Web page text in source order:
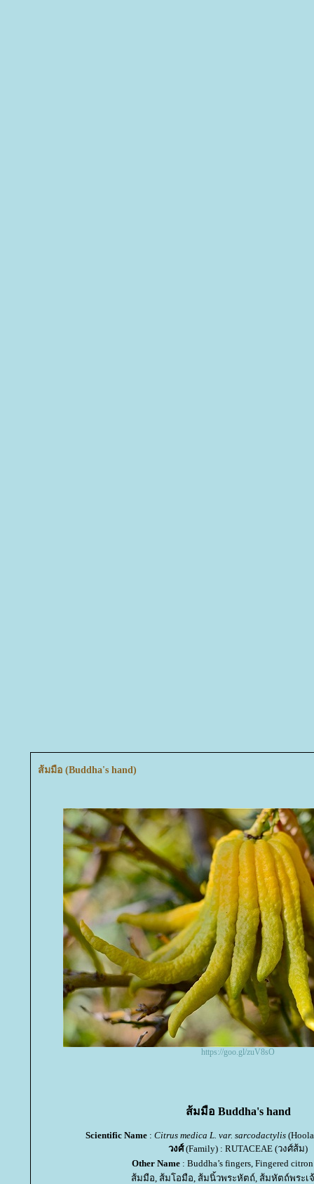
ส้มมือ (Buddha's hand)
https://goo.gl/zuV8sO
ส้มมือ Buddha's hand
Scientific Name: Citrus medica L. var. sarcodactylis
วงศ์(Family) : RUTACEAE (วงศ์ส้ม)
Other Name : Buddha’s fingers, Fingered
ส้มมือ, ส้มโอมือ, ส้มนิ้วพระหัตถ์, ส้มหัตถ์พระเจ้